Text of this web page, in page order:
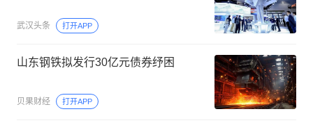
武汉头条 打开APP
山东钢铁拟发行30亿元债券纾困
贝果财经 打开APP